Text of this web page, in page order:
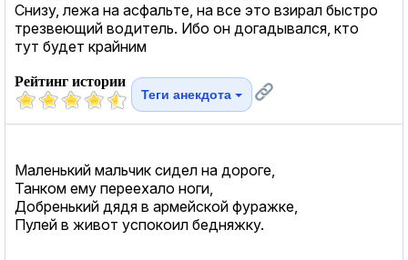
Снизу, лежа на асфальте, на все это взирал быстро
трезвеющий водитель. Ибо он догадывался, кто
тут будет крайним
Рейтинг истории
Теги анекдота
Маленький мальчик сидел на дороге,
Танком ему переехало ноги,
Добренький дядя в армейской фуражке,
Пулей в живот успокоил бедняжку.